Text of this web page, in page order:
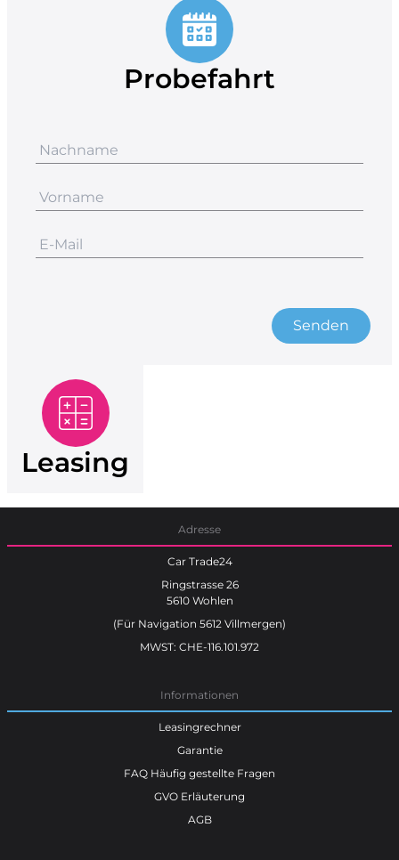
Probefahrt
Senden
Leasing
Adresse
Car Trade24
Ringstrasse 26
5610 Wohlen
(Für Navigation 5612 Villmergen)
MWST: CHE-116.101.972
Informationen
Leasingrechner
Garantie
FAQ Häufig gestellte Fragen
GVO Erläuterung
AGB